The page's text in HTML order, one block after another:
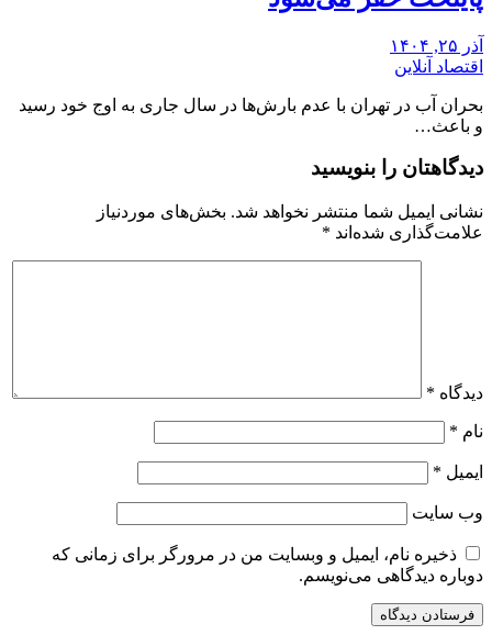
آذر ۲۵, ۱۴۰۴
اقتصاد آنلاین
بحران آب در تهران با عدم بارش‌ها در سال جاری به اوج خود رسید
و باعث…
دیدگاهتان را بنویسید
نشانی ایمیل شما منتشر نخواهد شد. بخش‌های موردنیاز
علامت‌گذاری شده‌اند *
دیدگاه *
نام *
ایمیل *
وب‌ سایت
ذخیره نام، ایمیل و وبسایت من در مرورگر برای زمانی که
دوباره دیدگاهی می‌نویسم.